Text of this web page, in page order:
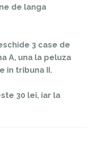
de langa
3 case de
A, una la peluza
in tribuna II.
30 lei, iar la